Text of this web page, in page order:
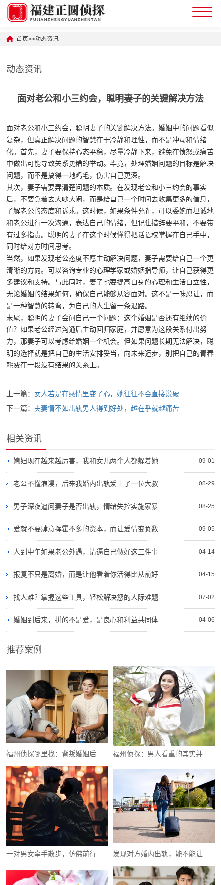
首页>>动态资讯
动态资讯
面对老公和小三约会，聪明妻子的关键解决方法
面对老公和小三约会，聪明妻子的关键解决方法。婚姻中的问题看似
复杂，但真正解决问题的智慧在于冷静和理性，而不是冲动和情绪
化。首先，妻子要保持心态平稳，尽量冷静下来，避免在愤怒或痛苦
中做出可能导致关系更糟的举动。毕竟，处理婚姻问题的目标是解决
问题，而不是搞得一地鸡毛，伤害自己更深。
其次，妻子需要弄清楚问题的本质。在发现老公和小三约会的事实
后，不要急着去大吵大闹，而是给自己一个时间去收集更多的信息，
了解老公的态度和诉求。这时候，如果条件允许，可以委婉而坦诚地
和老公进行一次沟通，表达自己的情绪，但记住措辞要平和，不要带
有过多指责。聪明的妻子在这个时候懂得把话语权掌握在自己手中，
同时给对方时间思考。
当然，如果发现老公态度不愿主动解决问题，妻子需要给自己一个更
清晰的方向。可以咨询专业的心理学家或婚姻指导师，让自己获得更
多建议和支持。与此同时，妻子也要提高自身的心理和生活自立性，
无论婚姻的结果如何，确保自己能够从容面对。这不是一味忍让，而
是一种智慧的转弯，为自己的人生留一条退路。
末尾，聪明的妻子会问自己一个问题：这个婚姻是否还有继续的价
值？如果老公经过沟通后主动回归家庭，并愿意为这段关系付出努
力，那妻子可以考虑给婚姻一个机会。但如果问题长期无法解决，聪
明的选择就是把自己的生活安排妥当，向未来迈步，别把自己的青春
耗费在一段没有结果的关系上。
上一篇：女人若是在感情里变了心，她往往不会直接说破
下一篇： 夫妻情不如出轨男人得到好处，越在乎就越痛苦
相关资讯
09-01
媳妇现在越来越厉害，我和女儿两个人都躲着她
08-29
老公不懂浪漫，后来我婚内出轨爱上了一位大叔
08-25
男子深夜逼问妻子是否出轨，情绪失控实施家暴
09-05
爱就不要肆意挥霍不多的资本，而让爱情变负数
04-14
人到中年如果老公外遇，请逼自己做好这三件事
04-15
报复不只是离婚，而是让他看着你活得比从前好
07-02
找人难？掌握这些工具，轻松解决您的人际难题
04-06
婚姻到后来，拼的不是爱，是良心和利益共同体
推荐案例
福州侦探哪里找：背叛婚姻后还能挽回吗 福州侦探：男人看重的其实并不是女人的颜值